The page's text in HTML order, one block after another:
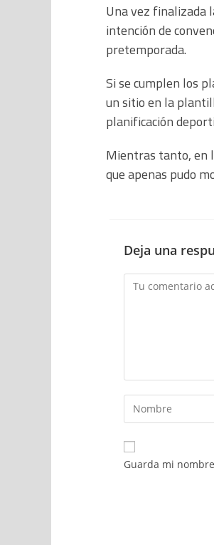
Una vez finalizada
intención de
pretemporada.
Si se cumplen los
un sitio en la
planificación
Mientras tanto, en
que apenas pudo
Deja una
Guarda mi